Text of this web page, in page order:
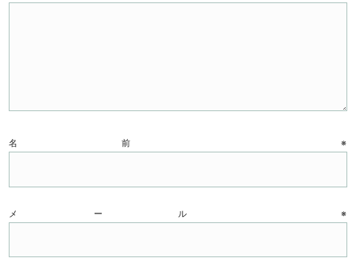
名前 ※
メール ※